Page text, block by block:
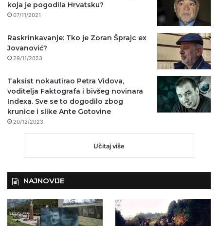
koja je pogodila Hrvatsku?
07/11/2021
Raskrinkavanje: Tko je Zoran Šprajc ex
Jovanović?
29/11/2023
Taksist nokautirao Petra Vidova,
voditelja Faktografa i bivšeg novinara
Indexa. Sve se to dogodilo zbog
krunice i slike Ante Gotovine
20/12/2023
Učitaj više
NAJNOVIJE